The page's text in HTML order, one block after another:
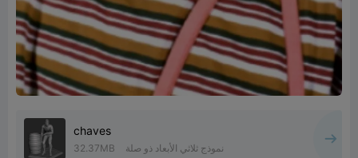
chaves
32.37MB نموذج ثلاثي الأبعاد ذو صلة